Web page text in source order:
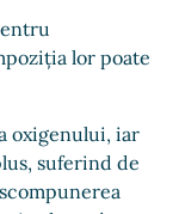
lor poate
oxigenului, iar
suferind de